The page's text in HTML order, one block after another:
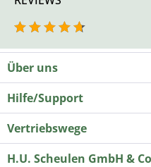
Über uns
Hilfe/Support
Vertriebswege
H.U. Scheulen GmbH &